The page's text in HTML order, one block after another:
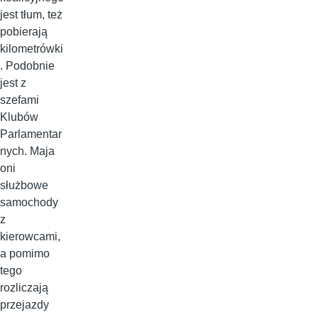
jest tłum, też
pobierają
kilometrówki
. Podobnie
jest z
szefami
Klubów
Parlamentar
nych. Maja
oni
służbowe
samochody
z
kierowcami,
a pomimo
tego
rozliczają
przejazdy